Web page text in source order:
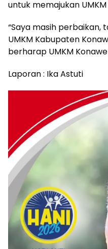
untuk memajukan UMKM
“Saya masih perbaikan,
UMKM Kabupaten
berharap UMKM
Laporan : Ika Astuti